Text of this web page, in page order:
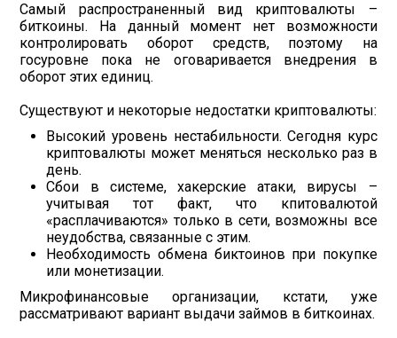
Самый распространенный вид криптовалюты –
биткоины. На данный момент нет возможности
контролировать оборот средств, поэтому на
госуровне пока не оговаривается внедрения в
оборот этих единиц.
Существуют и некоторые недостатки криптовалюты:
Высокий уровень нестабильности. Сегодня курс
криптовалюты может меняться несколько раз в
день.
Сбои в системе, хакерские атаки, вирусы –
учитывая тот факт, что кпитовалютой
«расплачиваются» только в сети, возможны все
неудобства, связанные с этим.
Необходимость обмена биктоинов при покупке
или монетизации.
Микрофинансовые организации, кстати, уже
рассматривают вариант выдачи займов в биткоинах.